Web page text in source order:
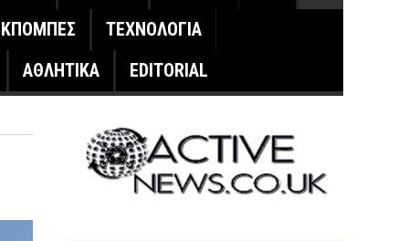
ΤΕΧΝΟΛΟΓΙΑ
ΑΘΛΗΤΙΚΑ
EDITORIAL